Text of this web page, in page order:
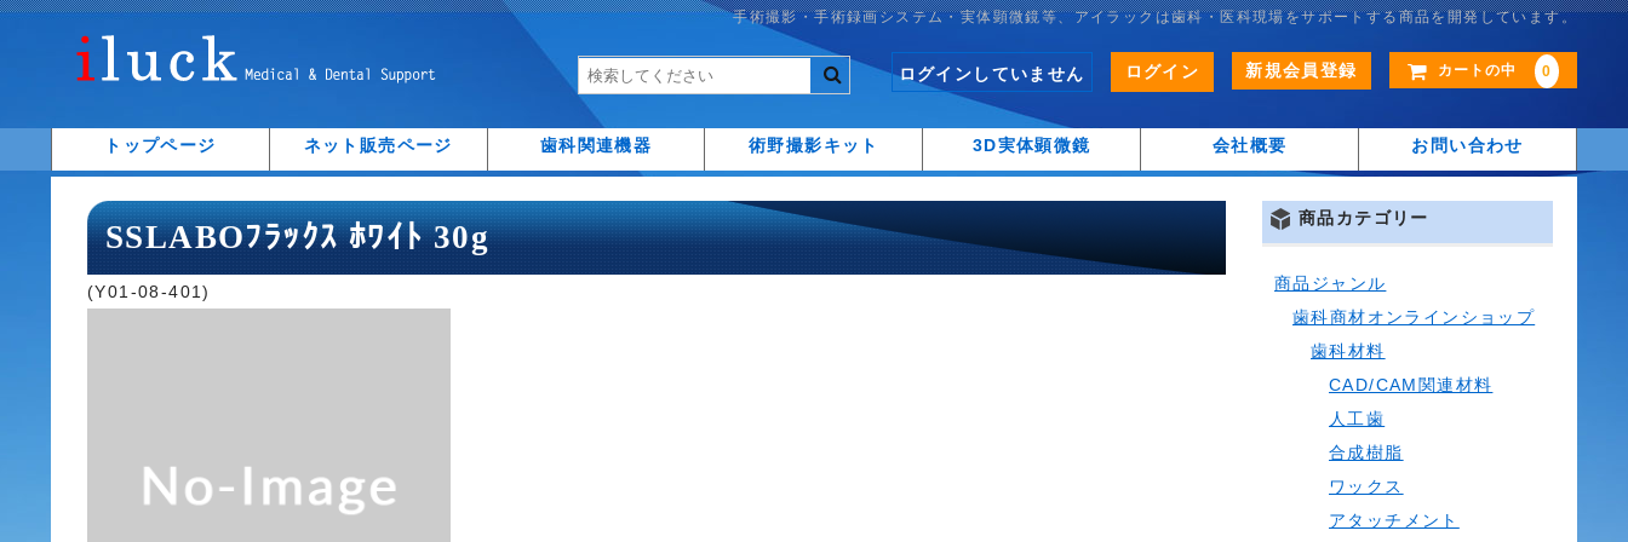
手術撮影・手術録画システム・実体顕微鏡等、アイラックは歯科・医科現場をサポートする商品を開発しています。
カートの中 0
ログインしていません ログイン 新規会員登録
トップページ ネット販売ページ 歯科関連機器 術野撮影キット 3D実体顕微鏡 会社概要 お問い合わせ
SSLABOﾌﾗｯｸｽ ﾎﾜｲﾄ 30g
(Y01-08-401)
商品カテゴリー
商品ジャンル
歯科商材オンラインショップ
歯科材料
CAD/CAM関連材料
人工歯
合成樹脂
ワックス
アタッチメント